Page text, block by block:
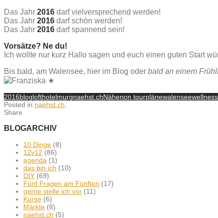
Das Jahr 2016 darf vielversprechend werden!
Das Jahr 2016 darf schön werden!
Das Jahr 2016 darf spannend sein!
Vorsätze? Ne du!
Ich wollte nur kurz Hallo sagen und euch einen guten Start
Bis bald, am Walensee, hier im Blog oder bald an einem
2016bloglofthotelmurgnaehst.chNähenon tourplänewalenseewellness
Posted in naehst.ch
Share
BLOGARCHIV
10 Dinge (8)
12v12 (86)
agenda (1)
das bin ich (10)
DIY (69)
Fünf Fragen am Fünften (17)
gerne stelle ich vor (11)
Kurse (6)
Märkte (8)
naehst.ch (5)